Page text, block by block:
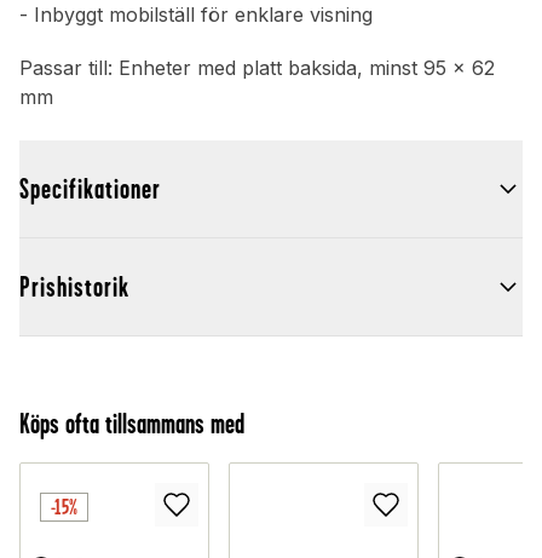
- Inbyggt mobilställ för enklare visning
Passar till: Enheter med platt baksida, minst 95 x 62
mm
Specifikationer
Prishistorik
Köps ofta tillsammans med
-15%